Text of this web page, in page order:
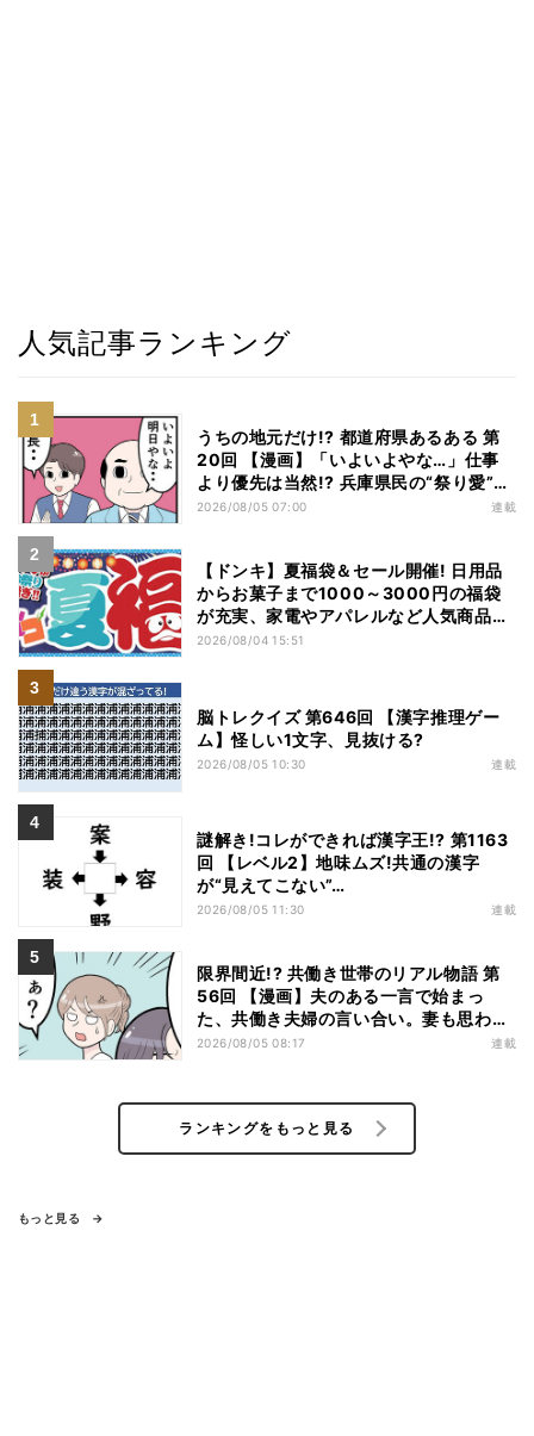
人気記事ランキング
うちの地元だけ!? 都道府県あるある 第
20回 【漫画】「いよいよやな…」仕事
より優先は当然!? 兵庫県民の“祭り愛”が
熱すぎた
2026/08/05 07:00 連載
【ドンキ】夏福袋＆セール開催! 日用品
からお菓子まで1000～3000円の福袋
が充実、家電やアパレルなど人気商品も
特価
2026/08/04 15:51
脳トレクイズ 第646回 【漢字推理ゲー
ム】怪しい1文字、見抜ける?
2026/08/05 10:30 連載
謎解き!コレができれば漢字王!? 第1163
回 【レベル2】地味ムズ!共通の漢字
が“見えてこない”…
2026/08/05 11:30 連載
限界間近!? 共働き世帯のリアル物語 第
56回 【漫画】夫のある一言で始まっ
た、共働き夫婦の言い合い。妻も思わ
ず…
2026/08/05 08:17 連載
ランキングをもっと見る
もっと見る